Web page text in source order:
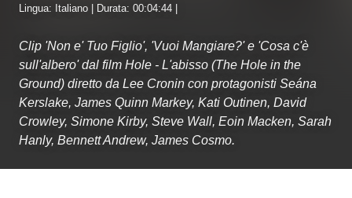
Lingua: Italiano | Durata: 00:04:44 |
Clip 'Non e' Tuo Figlio', 'Vuoi Mangiare?' e 'Cosa c'è
sull'albero' dal film Hole - L'abisso (The Hole in the
Ground) diretto da Lee Cronin con protagonisti Seána
Kerslake, James Quinn Markey, Kati Outinen, David
Crowley, Simone Kirby, Steve Wall, Eoin Macken, Sarah
Hanly, Bennett Andrew, James Cosmo.